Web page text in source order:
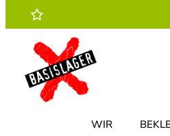
Hauptinhalt springen
Zur Suche springen
Zur Hauptnavigation springen
WIR